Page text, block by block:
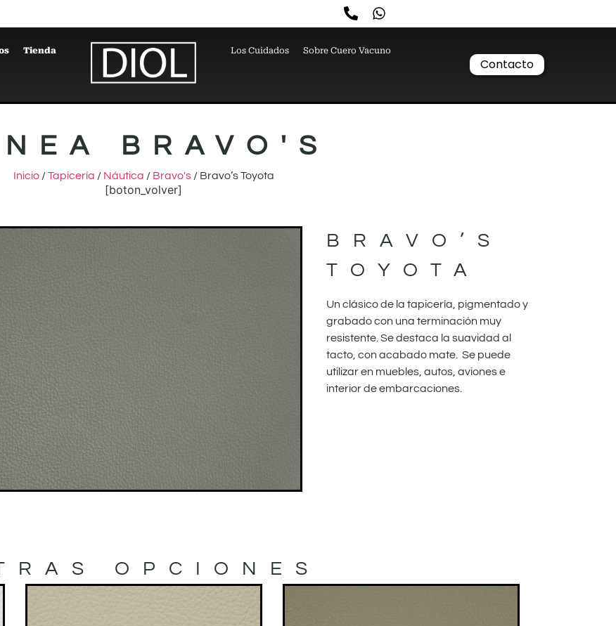
Tienda Los Cuidados Sobre Cuero Vacuno
Contacto
BRAVO'S
Inicio/Tapicería / Náutica / Bravo's/ Bravo’s Toyota
[boton_volver]
BRAVO’S
TOYOTA
Un clásico de la tapicería, pigmentado y
grabado con una terminación muy
resistente. Se destaca la suavidad al
tacto, con acabado mate. Se puede
utilizar en muebles, autos, aviones e
interior de embarcaciones.
OPCIONES